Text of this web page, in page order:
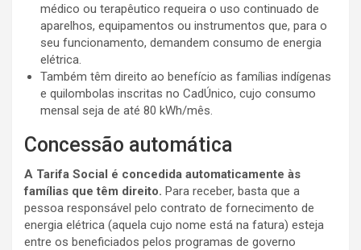
médico ou terapêutico requeira o uso continuado de
aparelhos, equipamentos ou instrumentos que, para o
seu funcionamento, demandem consumo de energia
elétrica.
Também têm direito ao benefício as famílias indígenas
e quilombolas inscritas no CadÚnico, cujo consumo
mensal seja de até 80 kWh/mês.
Concessão automática
A Tarifa Social é concedida automaticamente às
famílias que têm direito. Para receber, basta que a
pessoa responsável pelo contrato de fornecimento de
energia elétrica (aquela cujo nome está na fatura) esteja
entre os beneficiados pelos programas de governo